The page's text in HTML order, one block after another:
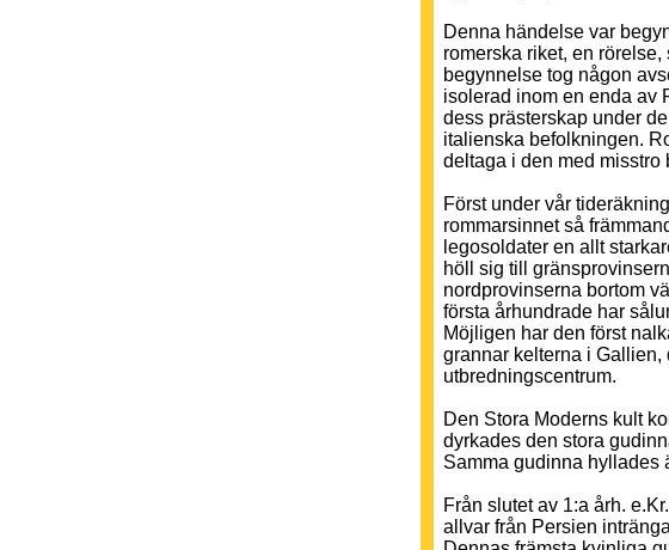
Denna händelse var
romerska riket, en
begynnelse tog någon
isolerad inom en enda av
dess prästerskap under
italienska befolkningen.
deltaga i den med misstro
Först under vår
rommarsinnet så
legosoldater en allt
höll sig till
nordprovinserna bortom
första århundrade har
Möjligen har den först
grannar kelterna i Gallien,
utbredningscentrum.
Den Stora Moderns kult
dyrkades den stora
Samma gudinna hyllades
Från slutet av 1:a årh.
allvar från Persien